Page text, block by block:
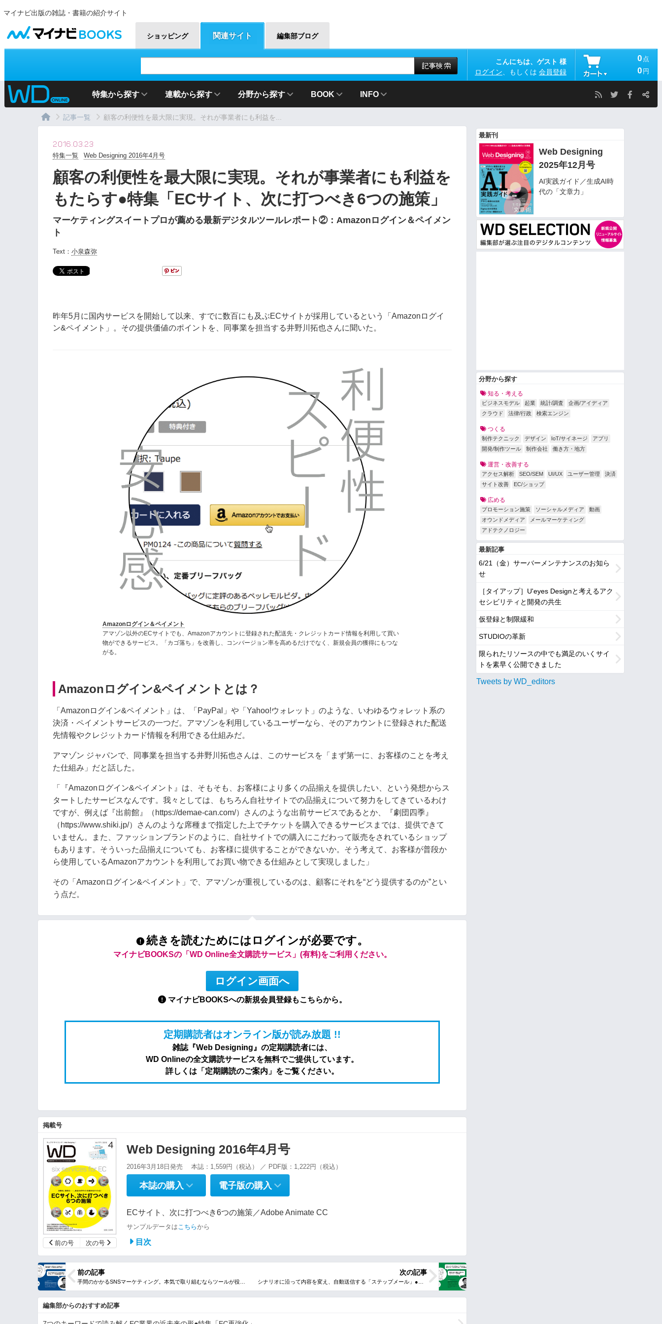
マイナビ出版の雑誌・書籍の紹介サイト
マイナビBOOKS
ショッピング 関連サイト 編集部ブログ
こんにちは、ゲスト 様
ログイン 、もしくは 会員登録
0 点
0 円
特集から探す 連載から探す 分野から探す BOOK INFO
記事一覧 顧客の利便性を最大限に実現。それが事業者にも利益を...
2016.03.23
特集一覧 Web Designing 2016年4月号
顧客の利便性を最大限に実現。それが事業者にも利益を
もたらす●特集「ECサイト、次に打つべき6つの施策」
マーケティングスイートプロが薦める最新デジタルツールレポート②：Amazonログイン＆ペイメン
ト
Text： 小泉森弥
昨年5月に国内サービスを開始して以来、すでに数百にも及ぶECサイトが採用しているという「Amazonログイ
ン&ペイメント」。その提供価値のポイントを、同事業を担当する井野川拓也さんに聞いた。
Amazonログイン＆ペイメント
アマゾン以外のECサイトでも、Amazonアカウントに登録された配送先・クレジットカード情報を利用して買い
物ができるサービス。「カゴ落ち」を改善し、コンバージョン率を高めるだけでなく、新規会員の獲得にもつな
がる。
Amazonログイン&ペイメントとは？
「Amazonログイン&ペイメント」は、「PayPal」や「Yahoo!ウォレット」のような、いわゆるウォレット系の
決済・ペイメントサービスの一つだ。アマゾンを利用しているユーザーなら、そのアカウントに登録された配送
先情報やクレジットカード情報を利用できる仕組みだ。
アマゾン ジャパンで、同事業を担当する井野川拓也さんは、このサービスを「まず第一に、お客様のことを考え
た仕組み」だと話した。
「『Amazonログイン&ペイメント』は、そもそも、お客様により多くの品揃えを提供したい、という発想からス
タートしたサービスなんです。我々としては、もちろん自社サイトでの品揃えについて努力をしてきているわけ
ですが、例えば『出前館』（https://demae-can.com/）さんのような出前サービスであるとか、『劇団四季』
（https://www.shiki.jp/）さんのような席種まで指定した上でチケットを購入できるサービスまでは、提供できて
いません。また、ファッションブランドのように、自社サイトでの購入にこだわって販売をされているショップ
もあります。そういった品揃えについても、お客様に提供することができないか。そう考えて、お客様が普段か
ら使用しているAmazonアカウントを利用してお買い物できる仕組みとして実現しました」
その「Amazonログイン&ペイメント」で、アマゾンが重視しているのは、顧客にそれを“どう提供するのか”とい
う点だ。
続きを読むためにはログインが必要です。
マイナビBOOKSの「WD Online全文購読サービス」(有料)をご利用ください。
ログイン画面へ
マイナビBOOKSへの新規会員登録もこちらから。
定期購読者はオンライン版が読み放題 !!
雑誌『Web Designing』の定期講読者には、
WD Onlineの全文購読サービスを無料でご提供しています。
詳しくは「定期購読のご案内」をご覧ください。
掲載号
前の号 次の号
Web Designing 2016年4月号
2016年3月18日発売 本誌：1,559円（税込） ／ PDF版：1,222円（税込）
本誌の購入 電子版の購入
ECサイト、次に打つべき6つの施策／Adobe Animate CC
サンプルデータは こちらから
目次
次の記事
前の記事
編集部からのおすすめ記事
最新刊
Web Designing
2025年12月号
AI実践ガイド／生成AI時
代の「文章力」
分野から探す
知る・考える
ビジネスモデル 起業 統計/調査
企画/アイディア
クラウド
法律/行政 検索エンジン
つくる
制作テクニック デザイン IoT/サイネージ
アプリ
開発/制作ツール
制作会社 働き方・地方
運営・改善する
アクセス解析 SEO/SEM UI/UX ユーザー管理
決済
サイト改善
EC/ショップ
広める
プロモーション施策 ソーシャルメディア
動画
オウンドメディア
メールマーケティング
アドテクノロジー
最新記事
6/21（金）サーバーメンテナンスのお知ら
せ
［タイアップ］U'eyes Designと考えるアク
セシビリティと開発の共生
仮登録と制限緩和
STUDIOの革新
限られたリソースの中でも満足のいくサイ
トを素早く公開できました
Tweets by WD_editors